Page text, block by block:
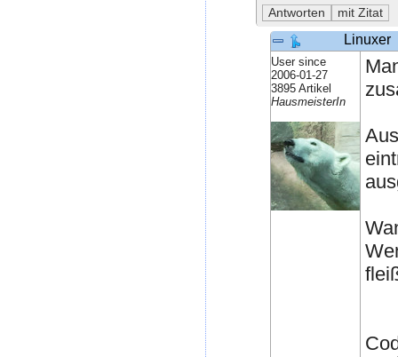
Linuxer
User since
2006-01-27
3895 Artikel
HausmeisterIn